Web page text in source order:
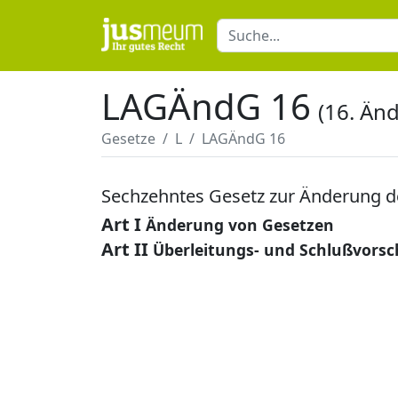
LAGÄndG 16 (16.
Gesetze L LAGÄndG 16
Sechzehntes Gesetz zur Änderung
Art I Änderung von Gesetzen
Art II Überleitungs- und